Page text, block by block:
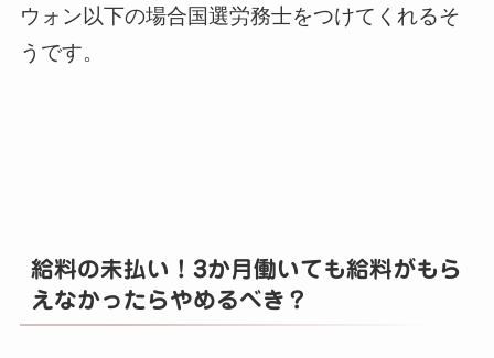
ウォン以下の場合国選労務士をつけてくれるそ
うです。
給料の未払い！3か月働いても給料がもら
えなかったらやめるべき？